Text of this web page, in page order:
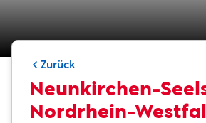
Zurück
Neunkirchen-
Nordrhein-